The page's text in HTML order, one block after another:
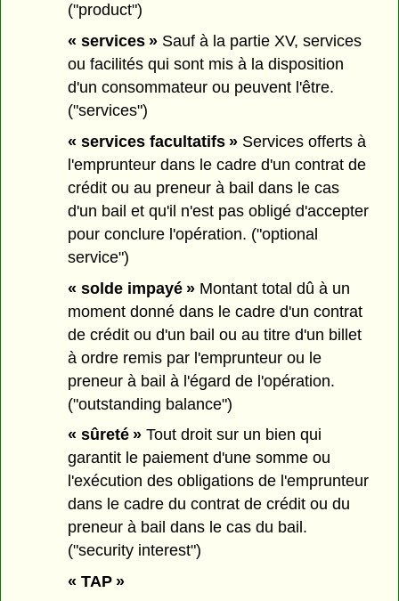
("product")
« services » Sauf à la partie XV, services
ou facilités qui sont mis à la disposition
d'un consommateur ou peuvent l'être.
("services")
« services facultatifs » Services offerts à
l'emprunteur dans le cadre d'un contrat de
crédit ou au preneur à bail dans le cas
d'un bail et qu'il n'est pas obligé d'accepter
pour conclure l'opération. ("optional
service")
« solde impayé » Montant total dû à un
moment donné dans le cadre d'un contrat
de crédit ou d'un bail ou au titre d'un billet
à ordre remis par l'emprunteur ou le
preneur à bail à l'égard de l'opération.
("outstanding balance")
« sûreté » Tout droit sur un bien qui
garantit le paiement d'une somme ou
l'exécution des obligations de l'emprunteur
dans le cadre du contrat de crédit ou du
preneur à bail dans le cas du bail.
("security interest")
« TAP »